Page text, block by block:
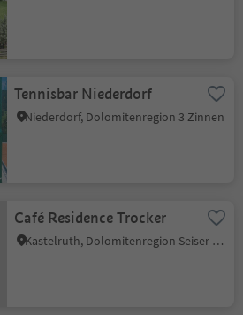
Tennisbar Niederdorf
Niederdorf, Dolomitenregion 3 Zinnen
Café Residence Trocker
Kastelruth, Dolomitenregion Seiser Alm